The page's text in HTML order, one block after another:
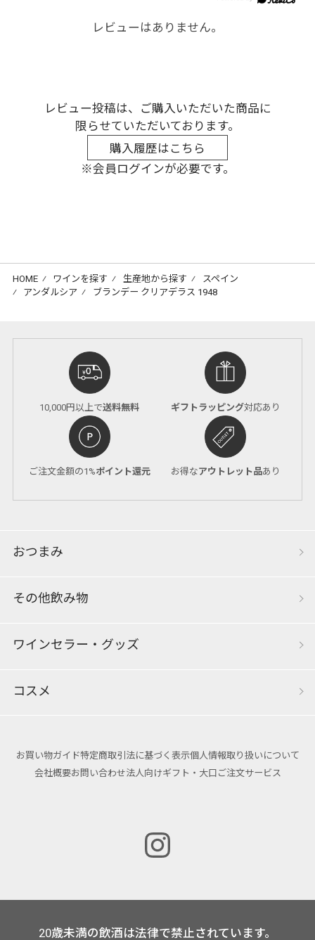
レビューはありません。
レビュー投稿は、ご購入いただいた商品に
限らせていただいております。
購入履歴はこちら
※会員ログインが必要です。
HOME ⁄ ワインを探す ⁄ 生産地から探す ⁄ スペイン
⁄ アンダルシア ⁄ ブランデー クリアデラス 1948
10,000円以上で送料無料 ギフトラッピング対応あり
ご注文金額の1%ポイント還元 お得なアウトレット品あり
おつまみ
その他飲み物
ワインセラー・グッズ
コスメ
お買い物ガイド特定商取引法に基づく表示個人情報取り扱いについて
会社概要お問い合わせ法人向けギフト・大口ご注文サービス
20歳未満の飲酒は法律で禁止されています。